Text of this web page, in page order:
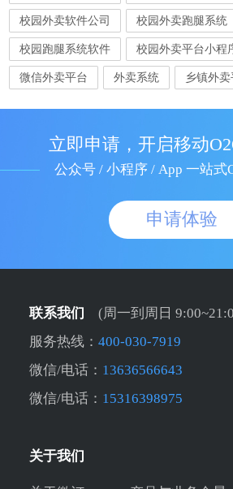
校园外卖软件公司 校园外卖跑腿系统
校园跑腿系统软件 校园外卖平台小程
微信外卖平台 外卖系统 乡镇外卖
立即申请，开启移动
公众号 / 小程序 / App 一站式
申请体验
联系我们
(周一到周日
服务热线： 400-030-7919
微信/电话： 13636566643
微信/电话： 15316398975
关于我们